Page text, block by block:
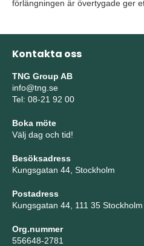
förlängningen är övertygade ger
Kontakta oss
TNG Group AB
info@tng.se
Tel: 08-21 92 00
Boka möte
Välj dag och tid!
Besöksadress
Kungsgatan 44, Stockholm
Postadress
Kungsgatan 44, 111 35 Stockholm
Org.nummer
556648-2781